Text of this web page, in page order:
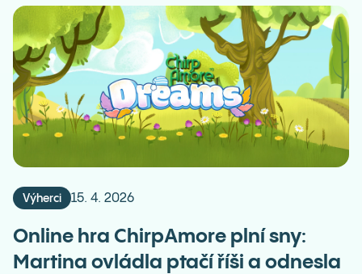
Výherci 15. 4. 2026
Online hra ChirpAmore plní sny:
Martina ovládla ptačí říši a odnesla